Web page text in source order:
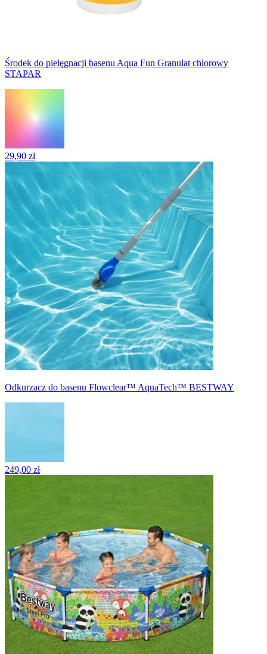
Środek do pielęgnacji basenu Aqua Fun Granulat chlorowy
STAPAR
29,90 zł
Odkurzacz do basenu Flowclear™ AquaTech™ BESTWAY
249,00 zł